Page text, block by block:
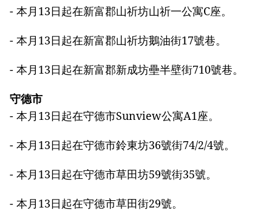
- 本月13日起在新富郡山祈坊山祈一公寓C座。
- 本月13日起在新富郡山祈坊鵝油街17號巷。
- 本月13日起在新富郡新成坊壘半壁街710號巷。
守德市
- 本月13日起在守德市Sunview公寓A1座。
- 本月13日起在守德市鈴東坊36號街74/2/4號。
- 本月13日起在守德市草田坊59號街35號。
- 本月13日起在守德市草田街29號。